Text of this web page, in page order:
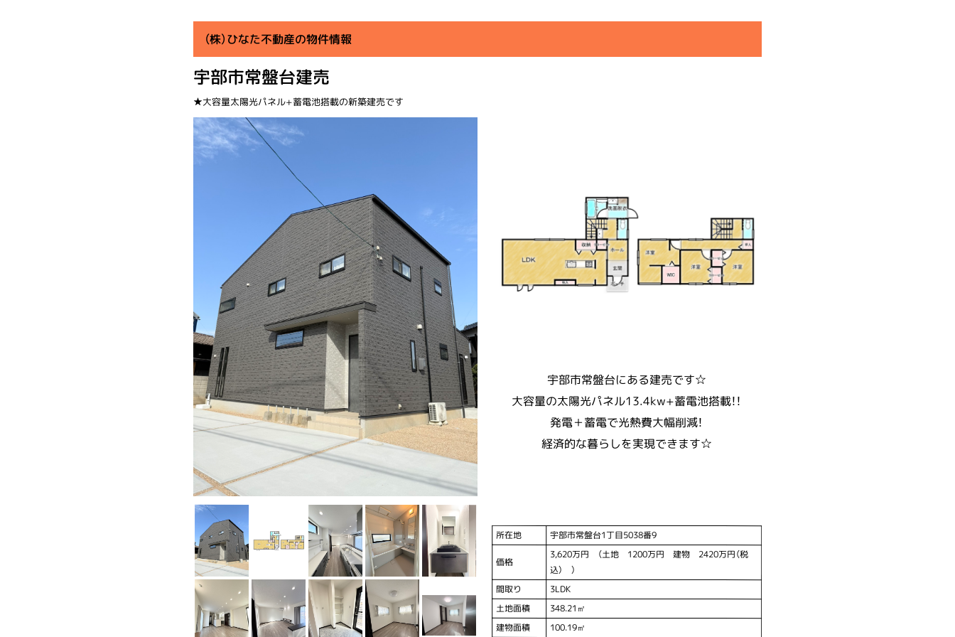
（株）ひなた不動産の物件情報
宇部市常盤台建売
★大容量太陽光パネル+蓄電池搭載の新築建売です
宇部市常盤台にある建売です☆
大容量の太陽光パネル13.4kw+蓄電池搭載！！
発電＋蓄電で光熱費大幅削減！
経済的な暮らしを実現できます☆
所在地 宇部市常盤台1丁目5038番9
価格
3,620万円 （土地 1200万円 建物 2420万円（税
込） ）
間取り 3LDK
土地面積 348.21㎡
建物面積 100.19㎡